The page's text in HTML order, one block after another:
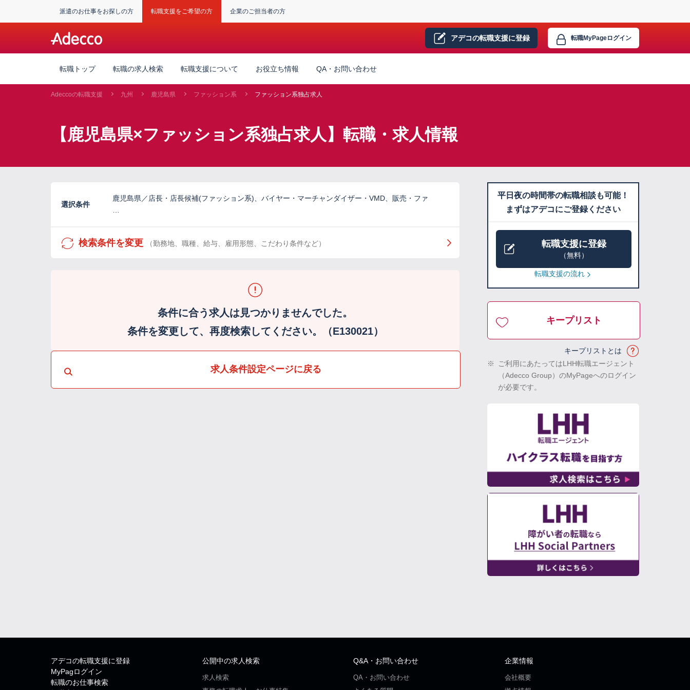
派遣のお仕事をお探しの方 転職支援をご希望の方 企業のご担当者の方
アデコの転職支援に登録 転職MyPageログイン
転職トップ 転職の求人検索 転職支援について お役立ち情報 QA・お問い合わせ
Adeccoの転職支援 九州 鹿児島県 ファッション系 ファッション系独占求人
【鹿児島県×ファッション系独占求人】転職・求人情報
選択条件
鹿児島県／店長・店長候補(ファッション系)、バイヤー・マーチャンダイザー・VMD、販売・ファ
検索条件を変更 （勤務地、職種、給与、雇用形態、こだわり条件など）
条件に合う求人は見つかりませんでした。
条件を変更して、再度検索してください。（E130021）
求人条件設定ページに戻る
平日夜の時間帯の転職相談も可能！
まずはアデコにご登録ください
転職支援に登録
（無料）
転職支援の流れ
キープリスト
キープリストとは
※
ご利用にあたってはLHH転職エージェント
（Adecco Group）のMyPageへのログイン
が必要です。
アデコの転職支援に登録
MyPagログイン
転職のお仕事検索
公開中の求人検索
求人検索
Q&A・お問い合わせ
QA・お問い合わせ
企業情報
会社概要